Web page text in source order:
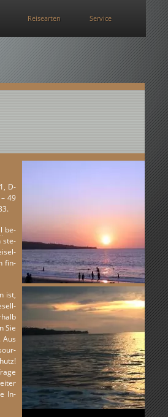
Reisearten Service
D-
49
be­
ste­
fin­
ist,
Sie
Aus
In­